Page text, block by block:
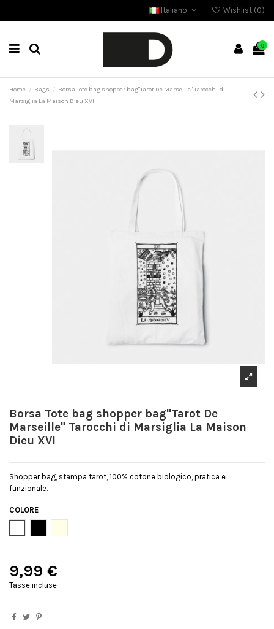
Italiano Wishlist (0)
0
Home Bags
Borsa Tote bag shopper bag"Tarot De Marseille" Tarocchi di
Marsiglia La Maison Dieu XVI
Borsa Tote bag shopper bag"Tarot De
Marseille" Tarocchi di Marsiglia La Maison
Dieu XVI
Shopper bag, stampa tarot, 100% cotone biologico, pratica e
funzionale.
COLORE
9,99 €
Tasse incluse